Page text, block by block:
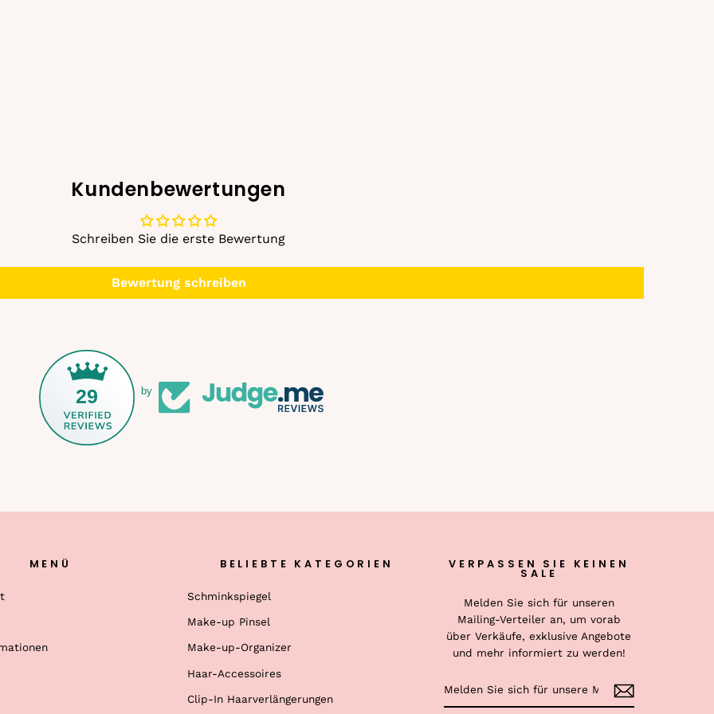
Kundenbewertungen
Schreiben Sie die erste Bewertung
Bewertung schreiben
29 by
MENÜ BELIEBTE KATEGORIEN
Schminkspiegel
Make-up Pinsel
Make-up-Organizer
Haar-Accessoires
Clip-In Haarverlängerungen
VERPASSEN SIE KEINEN
SALE
Melden Sie sich für unseren
Mailing-Verteiler an, um vorab
über Verkäufe, exklusive Angebote
und mehr informiert zu werden!
SIE
SICH